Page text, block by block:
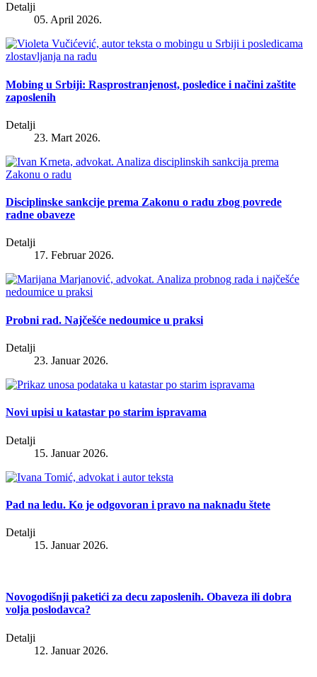
Detalji
05. April 2026.
Mobing u Srbiji: Rasprostranjenost, posledice i načini zaštite
zaposlenih
Detalji
23. Mart 2026.
Disciplinske sankcije prema Zakonu o radu zbog povrede
radne obaveze
Detalji
17. Februar 2026.
Probni rad. Najčešće nedoumice u praksi
Detalji
23. Januar 2026.
Novi upisi u katastar po starim ispravama
Detalji
15. Januar 2026.
Pad na ledu. Ko je odgovoran i pravo na naknadu štete
Detalji
15. Januar 2026.
Novogodišnji paketići za decu zaposlenih. Obaveza ili dobra
volja poslodavca?
Detalji
12. Januar 2026.